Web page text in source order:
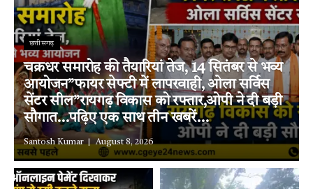
छत्तीसगढ़
चक्रधर समारोह की तैयारियां तेज, 14 सितंबर से भव्य
आयोजन”फायर सेफ्टी में लापरवाही, ओला सर्विस
सेंटर सील”रायगढ़ विकास को रफ्तार,ओपी ने दी बड़ी
सौगात…पढ़िए एक साथ तीन खबरें…
Santosh Kumar August 8, 2026